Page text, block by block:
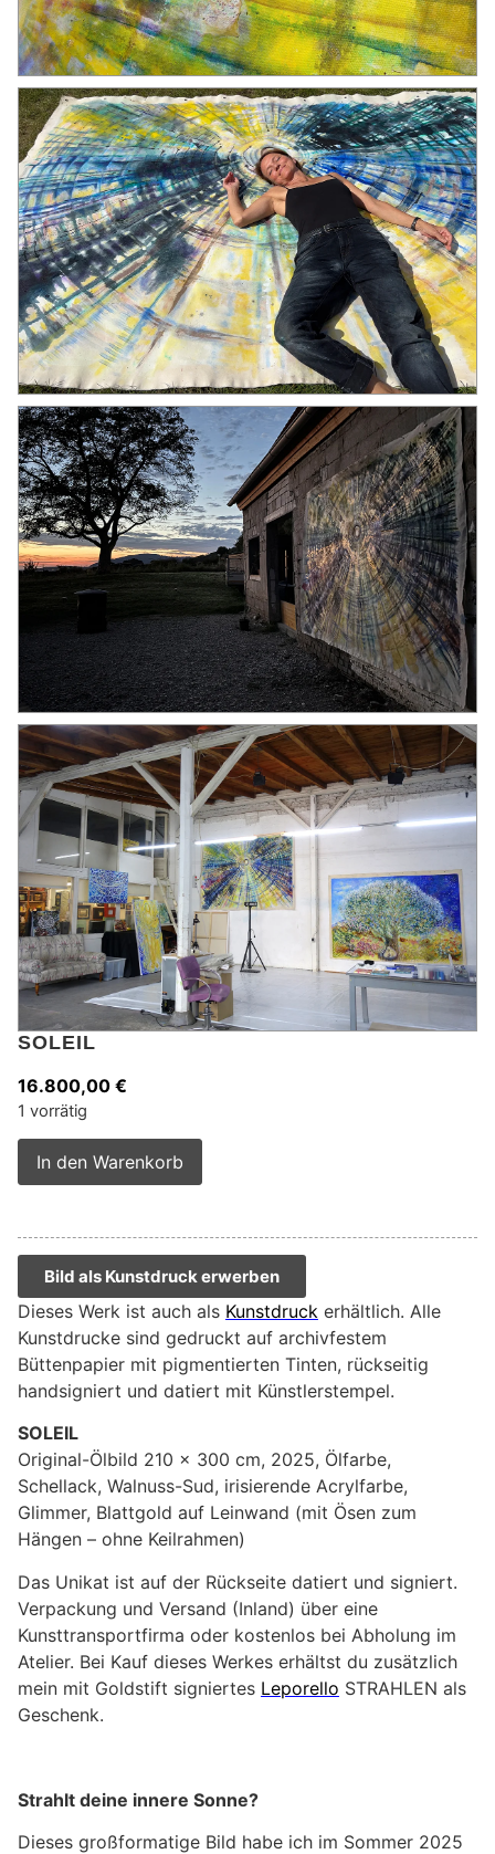
SOLEIL
16.800,00 €
1 vorrätig
In den Warenkorb
Bild als Kunstdruck erwerben
Dieses Werk ist auch als Kunstdruck erhältlich. Alle
Kunstdrucke sind gedruckt auf archivfestem
Büttenpapier mit pigmentierten Tinten, rückseitig
handsigniert und datiert mit Künstlerstempel.
SOLEIL
Original-Ölbild 210 x 300 cm, 2025, Ölfarbe,
Schellack, Walnuss-Sud, irisierende Acrylfarbe,
Glimmer, Blattgold auf Leinwand (mit Ösen zum
Hängen – ohne Keilrahmen)
Das Unikat ist auf der Rückseite datiert und signiert.
Verpackung und Versand (Inland) über eine
Kunsttransportfirma oder kostenlos bei Abholung im
Atelier. Bei Kauf dieses Werkes erhältst du zusätzlich
mein mit Goldstift signiertes Leporello STRAHLEN als
Geschenk.
Strahlt deine innere Sonne?
Dieses großformatige Bild habe ich im Sommer 2025